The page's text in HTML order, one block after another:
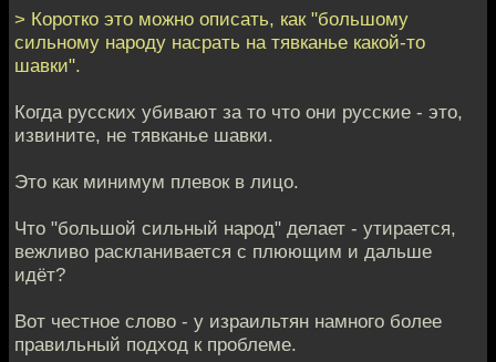
> Коротко это можно описать, как "большому
сильному народу насрать на тявканье какой-то
шавки".
Когда русских убивают за то что они русские - это,
извините, не тявканье шавки.
Это как минимум плевок в лицо.
Что "большой сильный народ" делает - утирается,
вежливо раскланивается с плюющим и дальше
идёт?
Вот честное слово - у израильтян намного более
правильный подход к проблеме.